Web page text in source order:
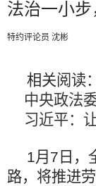
法治一小
特约评论员 沈彬
相关阅读：
中央政法
习近平：
1月7日，
路，将推进